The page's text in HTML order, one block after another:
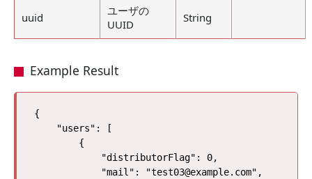
uuid
ユーザの
UUID
String
Example Result
{
    "users": [
        {
            "distributorFlag": 0,
            "mail": "test03@example.com",